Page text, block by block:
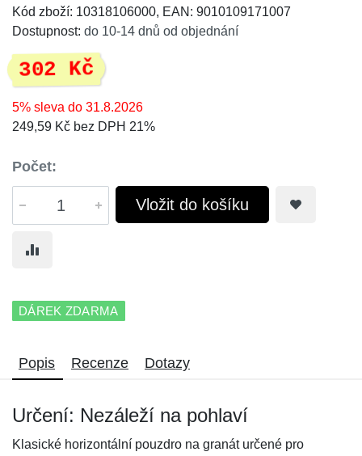
Kód zboží: 10318106000, EAN: 9010109171007
Dostupnost: do 10-14 dnů od objednání
302 Kč
5% sleva do 31.8.2026
249,59 Kč bez DPH 21%
Počet:
Vložit do košíku
DÁREK ZDARMA
Popis Recenze Dotazy
Určení: Nezáleží na pohlaví
Klasické horizontální pouzdro na granát určené pro